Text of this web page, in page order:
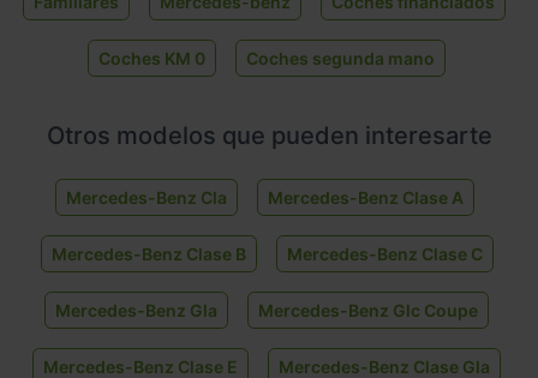
Coches KM 0 Coches segunda mano
Otros modelos que pueden interesarte
Mercedes-Benz Cla Mercedes-Benz Clase A
Mercedes-Benz Clase B Mercedes-Benz Clase C
Mercedes-Benz Gla Mercedes-Benz Glc Coupe
Mercedes-Benz Clase E Mercedes-Benz Clase Gla